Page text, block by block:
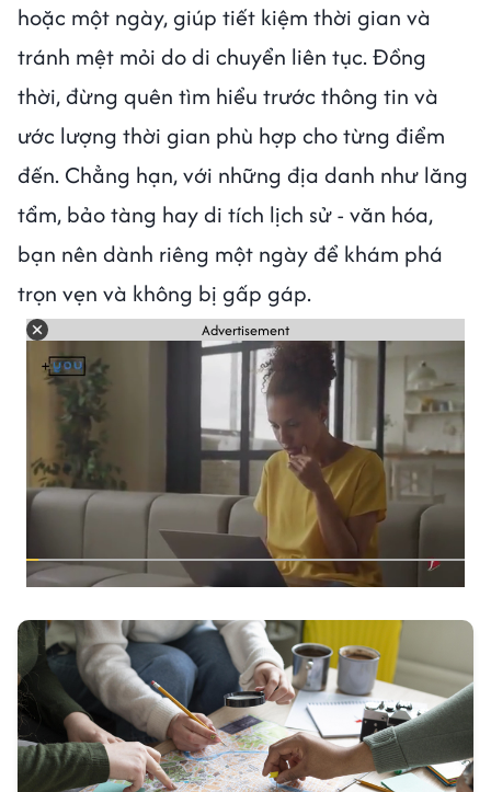
hoặc một ngày, giúp tiết kiệm thời gian và
tránh mệt mỏi do di chuyển liên tục. Đồng
thời, đừng quên tìm hiểu trước thông tin và
ước lượng thời gian phù hợp cho từng điểm
đến. Chẳng hạn, với những địa danh như lăng
tẩm, bảo tàng hay di tích lịch sử - văn hóa,
bạn nên dành riêng một ngày để khám phá
trọn vẹn và không bị gấp gáp.
Advertisement